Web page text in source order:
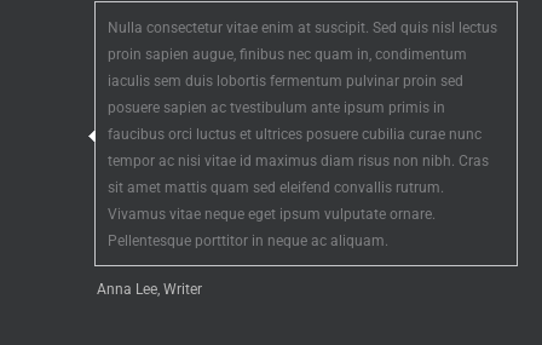
Nulla consectetur vitae enim at suscipit. Sed quis nisl lectus
proin sapien augue, finibus nec quam in, condimentum
iaculis sem duis lobortis fermentum pulvinar proin sed
posuere sapien ac tvestibulum ante ipsum primis in
faucibus orci luctus et ultrices posuere cubilia curae nunc
tempor ac nisi vitae id maximus diam risus non nibh. Cras
sit amet mattis quam sed eleifend convallis rutrum.
Vivamus vitae neque eget ipsum vulputate ornare.
Pellentesque porttitor in neque ac aliquam.
Anna Lee, Writer